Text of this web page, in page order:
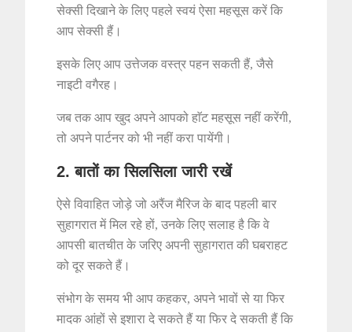
सेक्सी दिखाने के लिए पहले स्वयं ऐसा महसूस करें कि
आप सेक्सी हैं।
इसके लिए आप उत्तेजक वस्त्र पहन सकती हैं, जैसे
नाइटी वगैरह।
जब तक आप खुद अपने आपको हाॅट महसूस नहीं करेंगी,
तो अपने पार्टनर को भी नहीं करा पायेंगी।
2. बातों का सिलसिला जारी रखें
ऐसे विवाहित जोड़े जो अरैंज मैरिज के बाद पहली बार
सुहागरात में मिल रहे हों, उनके लिए सलाह है कि वे
आपसी बातचीत के जरिए अपनी सुहागरात की घबराहट
को दूर सकते हैं।
संभोग के समय भी आप कहकर, अपने भावों से या फिर
मादक आंहों से इशारा दे सकते हैं या फिर दे सकती हैं कि